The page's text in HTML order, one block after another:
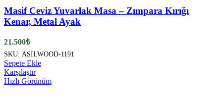
Masif Ceviz Yuvarlak Masa – Zımpara Kırığı
Kenar, Metal Ayak
21.500₺
SKU: ASİLWOOD-1191
Sepete Ekle
Karşılaştır
Hızlı Görünüm